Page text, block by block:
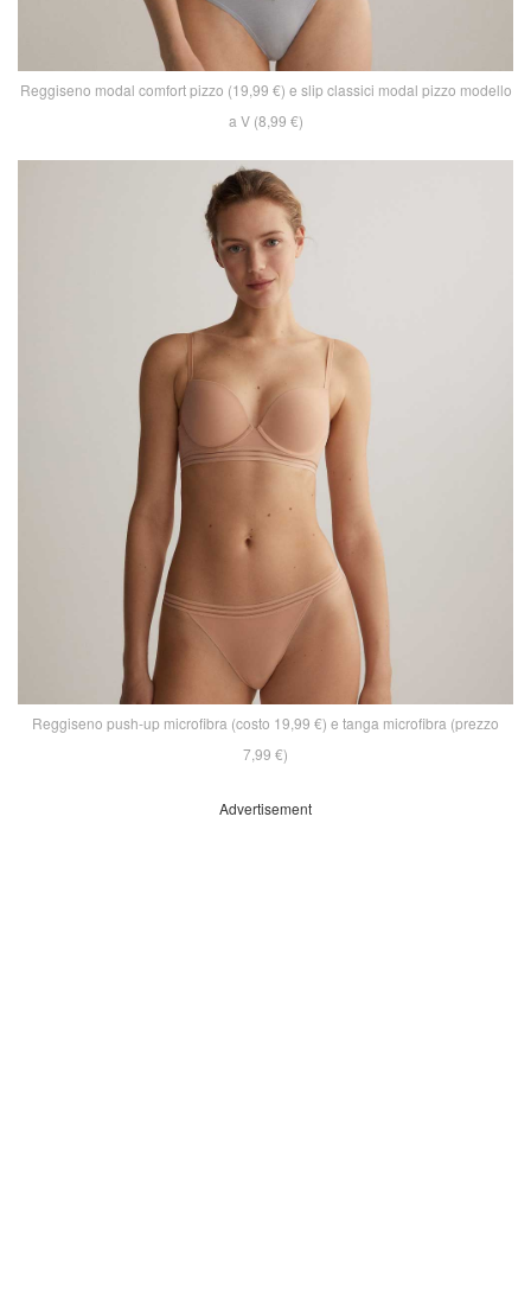
Reggiseno modal comfort pizzo (19,99 €) e slip classici modal pizzo modello
a V (8,99 €)
Reggiseno push-up microfibra (costo 19,99 €) e tanga microfibra (prezzo
7,99 €)
Advertisement